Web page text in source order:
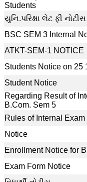
Students
યુનિ.પરિક્ષા લેટ ફી નોટીસ
BSC SEM 3 Internal
ATKT-SEM-1 NOTICE
Students Notice on 25
Student Notice
Regarding Result of
B.Com. Sem 5
Rules of Internal Exam
Notice
Enrollment Notice for
Exam Form Notice